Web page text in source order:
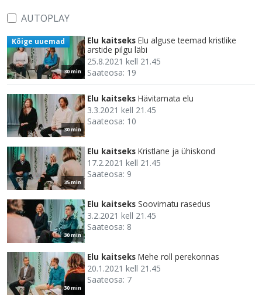
AUTOPLAY
30 min
Kõige uuemad Elu kaitseks Elu alguse teemad kristlike
arstide pilgu läbi
25.8.2021 kell 21.45
Saateosa: 19
30 min
Elu kaitseks Hävitamata elu
3.3.2021 kell 21.45
Saateosa: 10
35 min
Elu kaitseks Kristlane ja ühiskond
17.2.2021 kell 21.45
Saateosa: 9
30 min
Elu kaitseks Soovimatu rasedus
3.2.2021 kell 21.45
Saateosa: 8
30 min
Elu kaitseks Mehe roll perekonnas
20.1.2021 kell 21.45
Saateosa: 7